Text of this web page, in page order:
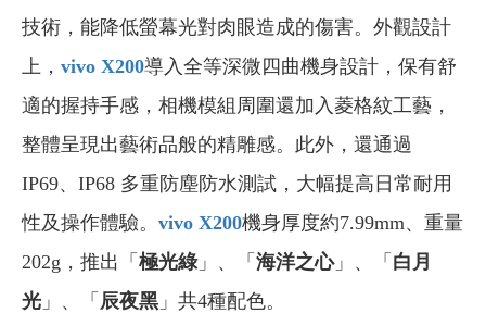
技術，能降低螢幕光對肉眼造成的傷害。外觀設計
上， vivo X200導入全等深微四曲機身設計，保有舒
適的握持手感，相機模組周圍還加入菱格紋工藝，
整體呈現出藝術品般的精雕感。此外，還通過
IP69、IP68 多重防塵防水測試，大幅提高日常耐用
性及操作體驗。 vivo X200機身厚度約7.99mm、重量
202g，推出「 極光綠」、「 海洋之心」、「 白月
光 」、「 辰夜黑 」共4種配色。